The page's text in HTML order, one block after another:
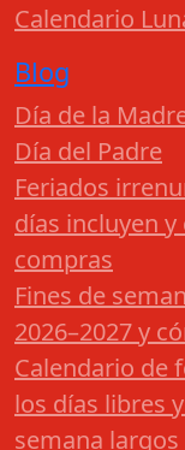
Calendario
Blog
Día de la
Día del Padre
Feriados
días incluyen
compras
Fines de
2026–2027 y
Calendario de
los días libres
semana largos